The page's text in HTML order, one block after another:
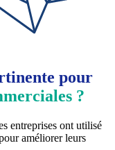
pour
?
entreprises ont utilisé
améliorer leurs